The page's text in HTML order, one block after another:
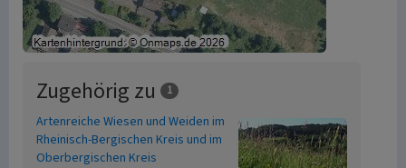
Zugehörig zu 1
Artenreiche Wiesen und Weiden im
Rheinisch-Bergischen Kreis und im
Oberbergischen Kreis